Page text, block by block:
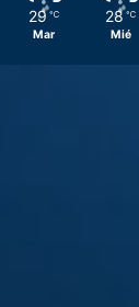
29 ℃
Mar
28 ℃
Mié